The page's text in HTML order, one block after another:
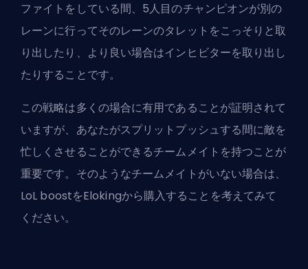
ファイトをしている間、5人目のチャンピオンが別の
レーンに行ってそのレーンのタレットをこっそりと取
り出したり、より良い場合はインヒビターを取り出し
たりすることです。
この戦略は多くの場合に有用であることが証明されて
いますが、あなたがスプリットプッシュする間に敵を
忙しくさせることができるチームメイトを持つことが
重要です。そのようなチームメイトがいない場合は、
LoL boostをElokingから購入することを考えてみて
ください。